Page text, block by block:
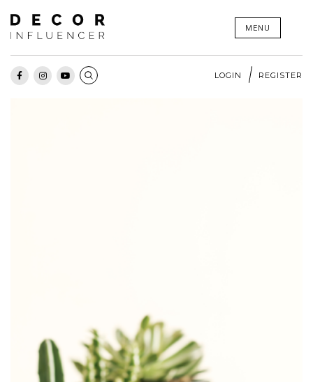
Skip
content
MENU
LOGIN REGISTER